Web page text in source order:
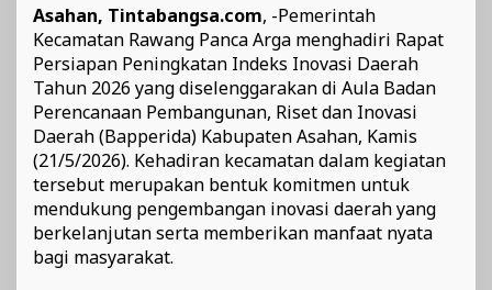
Asahan, Tintabangsa.com, -Pemerintah
Kecamatan Rawang Panca Arga menghadiri Rapat
Persiapan Peningkatan Indeks Inovasi Daerah
Tahun 2026 yang diselenggarakan di Aula Badan
Perencanaan Pembangunan, Riset dan Inovasi
Daerah (Bapperida) Kabupaten Asahan, Kamis
(21/5/2026). Kehadiran kecamatan dalam kegiatan
tersebut merupakan bentuk komitmen untuk
mendukung pengembangan inovasi daerah yang
berkelanjutan serta memberikan manfaat nyata
bagi masyarakat.